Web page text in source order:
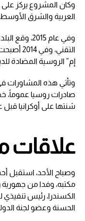
وكان المشروع يركز على
العربية والشرق
وفي عام
إم” الروسية المضادة
وتأتي هذه المشاورات
صادرات روسيا عموماً،
شنتها على أوكرانيا قبل
علاقات
وصباح الأحد، استقبل
مكتبه، وفدا من جهورية
الكسندرا، رئيس تنفيذي
الحسنة وعضو لجنة